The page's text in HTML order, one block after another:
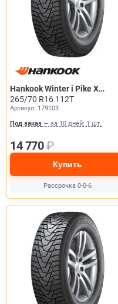
Hankook Winter i Pike X
W429A
265/70 R16 112T
Артикул: 179103
Под заказ — за 10 дней: 1 шт.
14 770₽
Купить
Рассрочка 0-0-6